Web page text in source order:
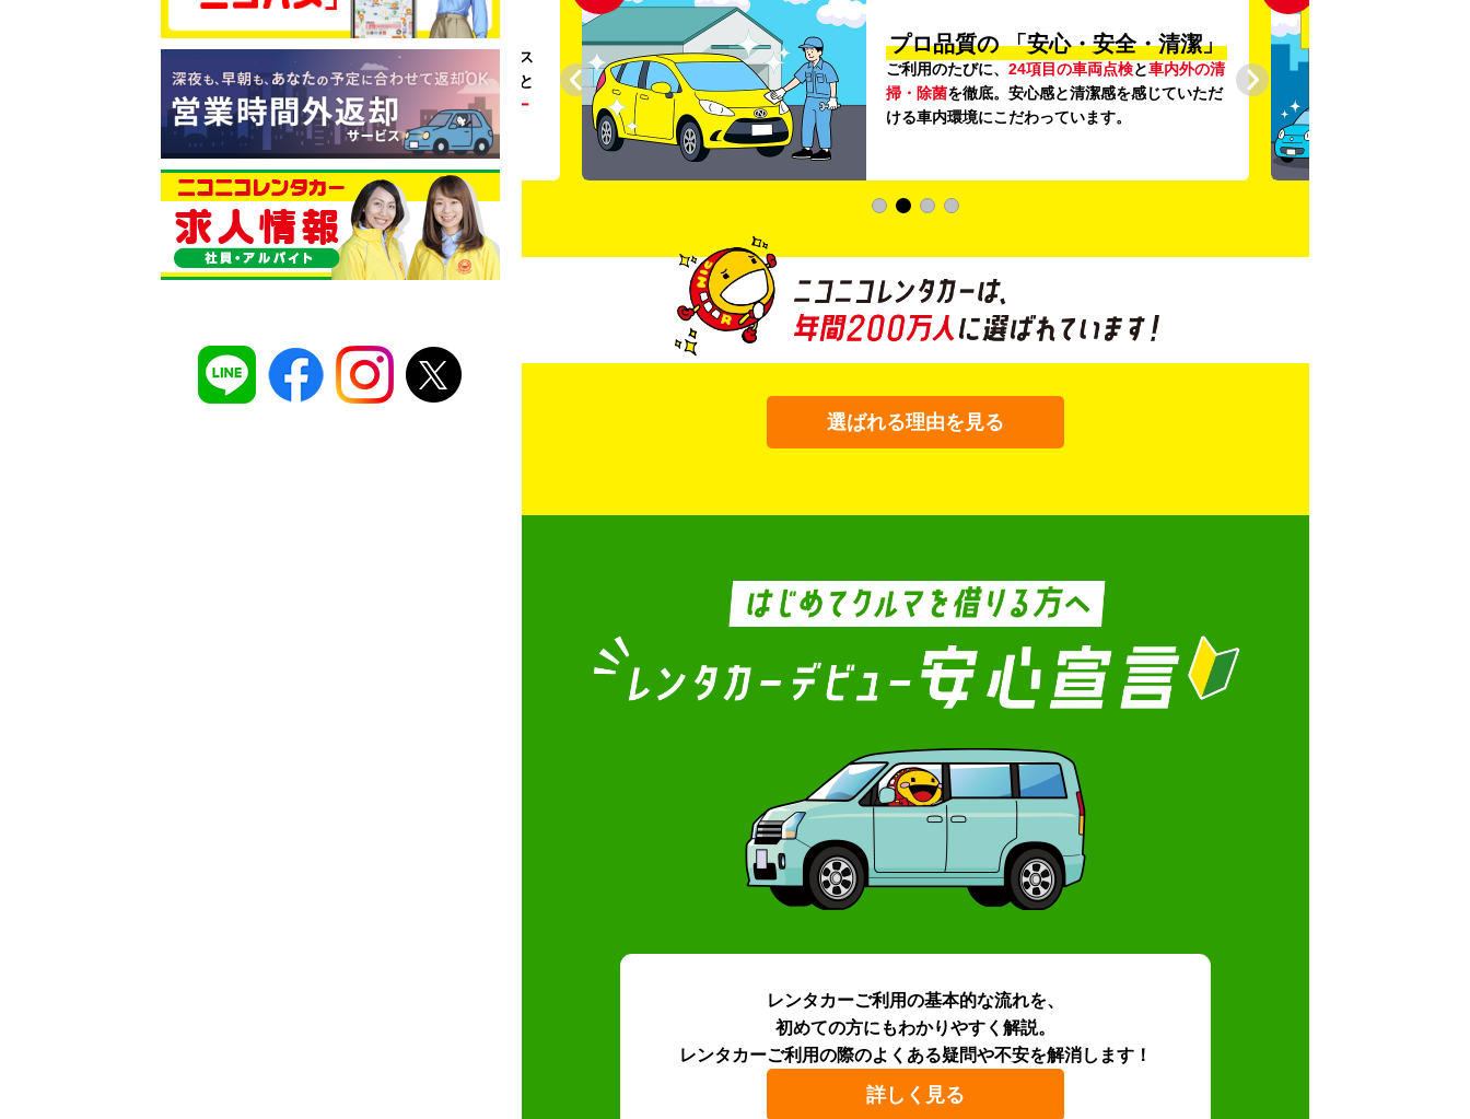
コスパ最強！ 12時間 2,525円〜
安さのヒミツは、 ムダのない仕組み
。ガソリンス
タンドや整備工場の既存インフラを活用すること
でコストを削減し、12時間2,525円～という
リー
ズナブルな価格を実現しています。
プロ品質の 「安心・安全・清潔」
ご利用のたびに、 24項目の車両点検と車内外の清
掃・除菌を徹底。安心感と清潔感を感じていただ
ける車内環境にこだわっています。
選ばれる理由を見る
レンタカーご利用の基本的な流れを、
初めての方にもわかりやすく解説。
レンタカーご利用の際のよくある疑問や不安を解消します！
詳しく見る